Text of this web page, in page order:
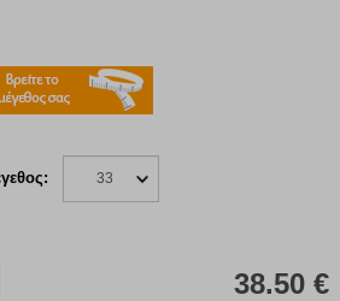
33
38.50 €